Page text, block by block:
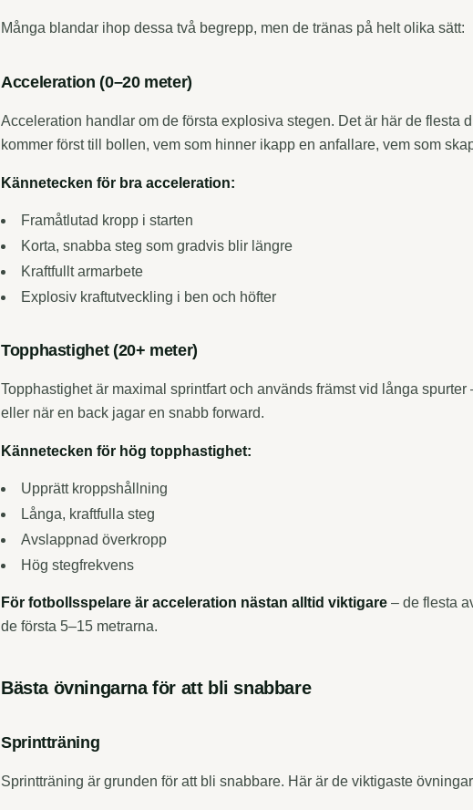
Många blandar ihop dessa två begrepp, men de tränas på helt olika sätt:
Acceleration (0–20 meter)
Acceleration handlar om de första explosiva stegen. Det är här de flesta
kommer först till bollen, vem som hinner ikapp en anfallare, vem som
Kännetecken för bra acceleration:
Framåtlutad kropp i starten
Korta, snabba steg som gradvis blir längre
Kraftfullt armarbete
Explosiv kraftutveckling i ben och höfter
Topphastighet (20+ meter)
Topphastighet är maximal sprintfart och används främst vid långa spurter
eller när en back jagar en snabb forward.
Kännetecken för hög topphastighet:
Upprätt kroppshållning
Långa, kraftfulla steg
Avslappnad överkropp
Hög stegfrekvens
För fotbollsspelare är acceleration nästan alltid viktigare – de flesta
de första 5–15 metrarna.
Bästa övningarna för att bli snabbare
Sprintträning
Sprintträning är grunden för att bli snabbare. Här är de viktigaste